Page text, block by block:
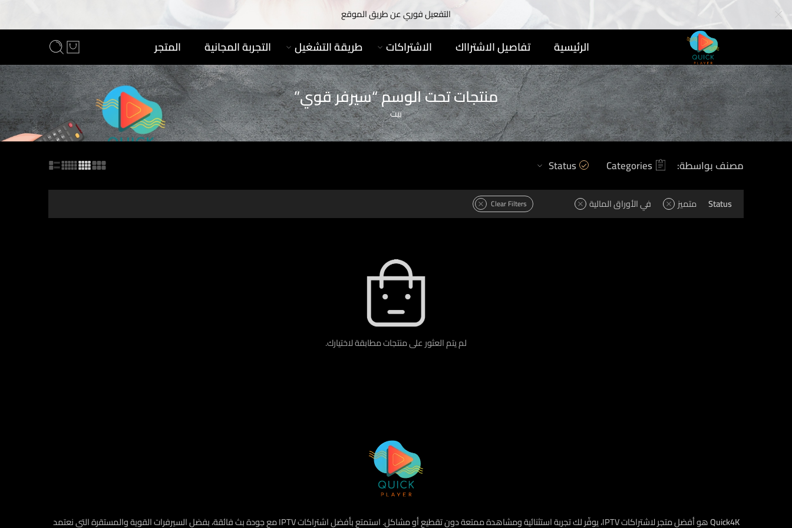
التفعيل فوري عن طريق الموقع
الرئيسية تفاصيل الاشترااك الاشتراكات طريقة التشغيل التجربة المجانية المتجر
منتجات تحت الوسم “سيرفر قوي”
بيت
مصنف بواسطة: Categories
Status
Status متميز في الأوراق المالية Clear Filters
لم يتم العثور على منتجات مطابقة لاختيارك.
Quick4K
هو أفضل متجر لاشتراكات IPTV، يوفّر لك تجربة استثنائية ومشاهدة ممتعة دون تقطيع أو مشاكل. استمتع بأفضل اشتراكات IPTV مع جودة بث فائقة، بفضل السيرفرات القوية والمستقرة التي نعتمد